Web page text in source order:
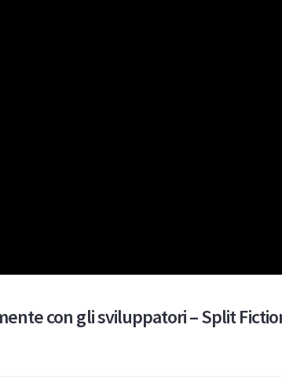
con gli sviluppatori – Split